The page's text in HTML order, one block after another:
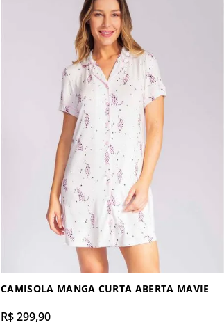
CAMISOLA MANGA CURTA ABERTA MAVIE
R$299,90